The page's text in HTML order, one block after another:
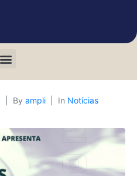
By ampli In Notícias